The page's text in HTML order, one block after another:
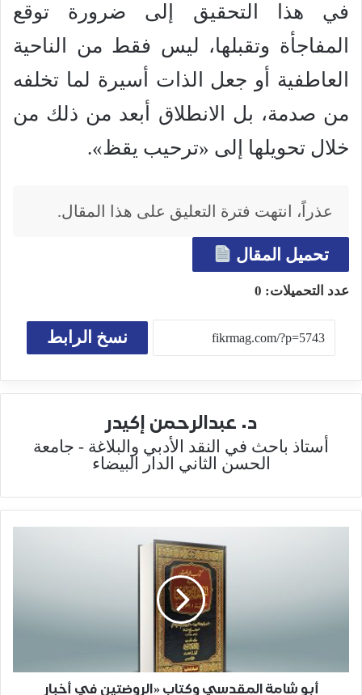
في هذا التحقيق إلى ضرورة توقع
المفاجأة وتقبلها، ليس فقط من الناحية
العاطفية أو جعل الذات أسيرة لما تخلفه
من صدمة، بل الانطلاق أبعد من ذلك من
خلال تحويلها إلى «ترحيب يقظ».
عذراً، انتهت فترة التعليق على هذا المقال.
تحميل المقال
عدد التحميلات: 0
نسخ الرابط
د. عبدالرحمن إكيدر
أستاذ باحث في النقد الأدبي والبلاغة - جامعة
الحسن الثاني الدار البيضاء
أبو شامة المقدسي وكتاب «الروضتين في أخبار